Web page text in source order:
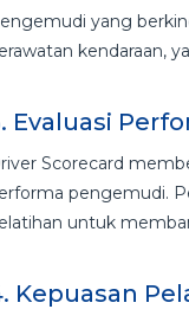
yang
kendaraan,
Evaluasi
Scorecard
pengemudi.
untuk
Kepuasan